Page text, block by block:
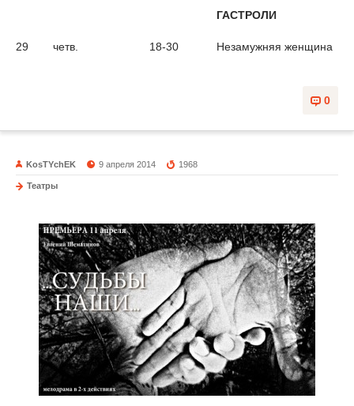
ГАСТРОЛИ
29 четв. 18-30 Незамужняя женщина
0
KosTYchEK 9 апреля 2014 1968
Театры